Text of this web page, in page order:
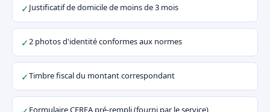
✓Justificatif de domicile de moins de 3 mois
✓2 photos d'identité conformes aux normes
✓Timbre fiscal du montant correspondant
Formulaire CERFA pré-rempli (fourni par le service)